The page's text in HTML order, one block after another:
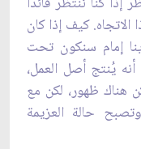
الاتجاه. كيف إذا كان
إمام سنكون تحت
يُنتج أصل العمل،
هناك ظهور، لكن مع
حالة العزيمة